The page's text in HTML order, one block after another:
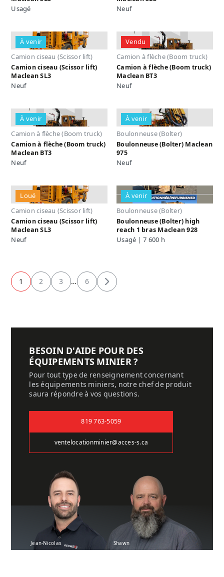
Usagé
Neuf
À venir
Camion ciseau (Scissor lift)
Camion ciseau (Scissor lift)
Maclean SL3
Neuf
Vendu
Camion à flèche (Boom truck)
Camion à flèche (Boom truck)
Maclean BT3
Neuf
À venir
Camion à flèche (Boom truck)
Camion à flèche (Boom truck)
Maclean BT3
Neuf
À venir
Boulonneuse (Bolter)
Boulonneuse (Bolter) Maclean
975
Neuf
Loué
Camion ciseau (Scissor lift)
Camion ciseau (Scissor lift)
Maclean SL3
Neuf
À venir
Boulonneuse (Bolter)
Boulonneuse (Bolter) high
reach 1 bras Maclean 928
Usagé | 7 600 h
1 2 3 … 6 Suivant
BESOIN D'AIDE POUR DES
ÉQUIPEMENTS MINIER ?
Pour tout type de renseignement concernant
les équipements miniers, notre chef de produit
saura répondre à vos questions.
819 763-5059
ventelocationminier@acces-s.ca
Jean-Nicolas Shawn